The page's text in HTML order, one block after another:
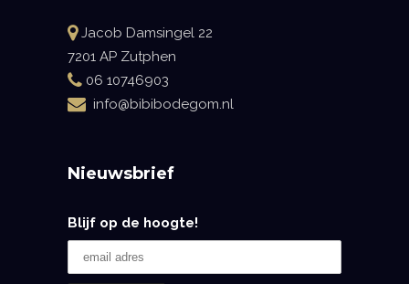
Jacob Damsingel 22
7201 AP Zutphen
06 10746903
info@bibibodegom.nl
Nieuwsbrief
Blijf op de hoogte!